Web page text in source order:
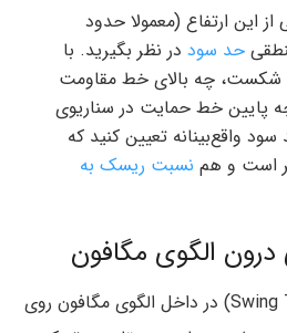
این ارتفاع (معمولا حدود
حد سود در نظر بگیرید. با
شکست، چه بالای خط مقاومت
پایین خط حمایت در سناریوی
واقع‌بینانه تعیین کنید که
است و هم نسبت ریسک به
(Swing Trading) در داخل الگوی مگافون روی